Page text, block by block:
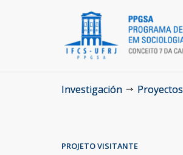
Investigación Proyectos
PROJETO VISITANTE